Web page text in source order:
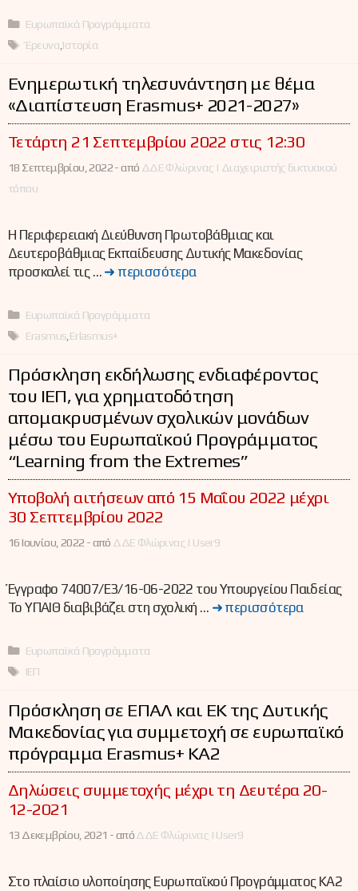
Κατηγορίες
Ευρωπαϊκά Προγράμματα
Ετικέτες
Έρευνα Ιστορία
Ενημερωτική τηλεσυνάντηση με θέμα
«Διαπίστευση Erasmus+ 2021-2027»
Τετάρτη 21 Σεπτεμβρίου 2022 στις 12:30
18 Σεπτεμβρίου, 2022 -από ΔΔΕ Φλώρινας | Διαχειριστής δικτυακού
τόπου
Η Περιφερειακή Διεύθυνση Πρωτοβάθμιας και
Δευτεροβάθμιας Εκπαίδευσης Δυτικής Μακεδονίας
προσκαλεί τις … ➜ περισσότερα
Κατηγορίες
Ευρωπαϊκά Προγράμματα
Ετικέτες
Erasmus Erlasmus+
Πρόσκληση εκδήλωσης ενδιαφέροντος
του ΙΕΠ, για χρηματοδότηση
απομακρυσμένων σχολικών μονάδων
μέσω του Ευρωπαϊκού Προγράμματος
“Learning from the Extremes”
Υποβολή αιτήσεων από 15 Μαΐου 2022 μέχρι
30 Σεπτεμβρίου 2022
16 Ιουνίου, 2022 -από ΔΔΕ Φλώρινας | User9
Έγγραφο 74007/Ε3/16-06-2022 του Υπουργείου Παιδείας
Το ΥΠΑΙΘ διαβιβάζει στη σχολική … ➜ περισσότερα
Κατηγορίες
Ευρωπαϊκά Προγράμματα
Ετικέτες
ΙΕΠ
Πρόσκληση σε ΕΠΑΛ και ΕΚ της Δυτικής
Μακεδονίας για συμμετοχή σε ευρωπαϊκό
πρόγραμμα Erasmus+ KA2
Δηλώσεις συμμετοχής μέχρι τη Δευτέρα 20-
12-2021
13 Δεκεμβρίου, 2021 -απόΔΔΕ Φλώρινας | User9
Στο πλαίσιο υλοποίησης Ευρωπαϊκού Προγράμματος ΚΑ2